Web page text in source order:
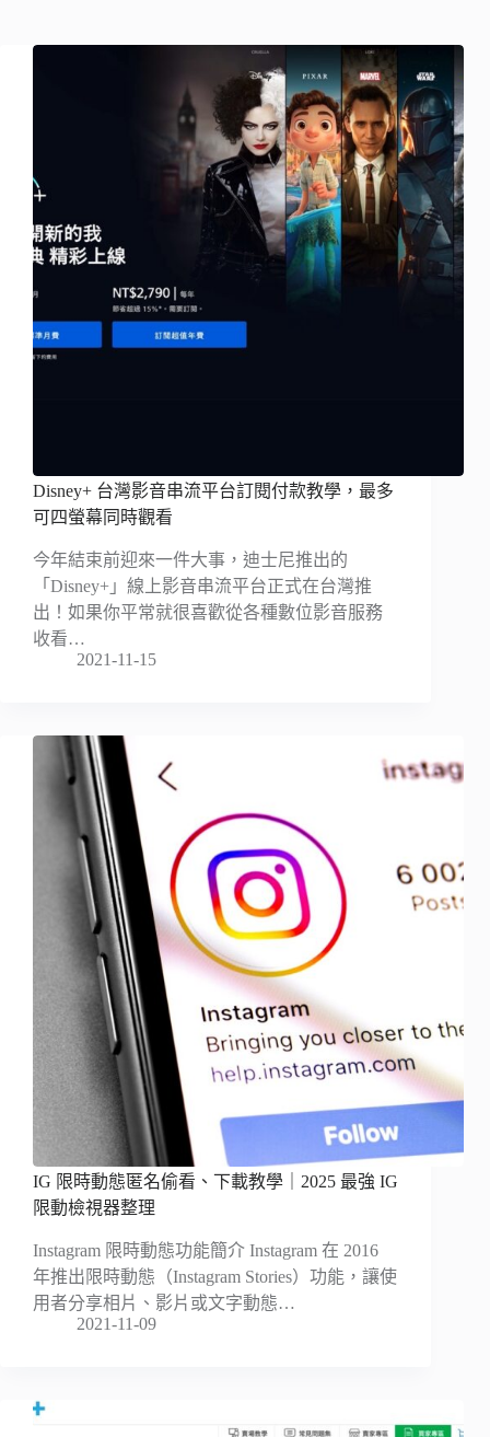
Disney+ 台灣影音串流平台訂閱付款教學，最多
可四螢幕同時觀看
今年結束前迎來一件大事，迪士尼推出的
「Disney+」線上影音串流平台正式在台灣推
出！如果你平常就很喜歡從各種數位影音服務
收看…
2021-11-15
IG 限時動態匿名偷看、下載教學｜2025 最強 IG
限動檢視器整理
Instagram 限時動態功能簡介 Instagram 在 2016
年推出限時動態（Instagram Stories）功能，讓使
用者分享相片、影片或文字動態…
2021-11-09